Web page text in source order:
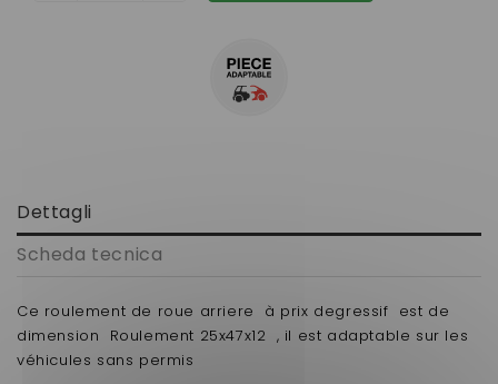
Dettagli
Scheda tecnica
Ce roulement de roue arriere à prix degressif est de
dimension Roulement 25x47x12 , il est adaptable sur les
véhicules sans permis